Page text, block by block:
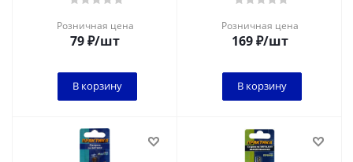
Розничная цена
79₽/шт
В корзину
Розничная цена
169₽/шт
В корзину